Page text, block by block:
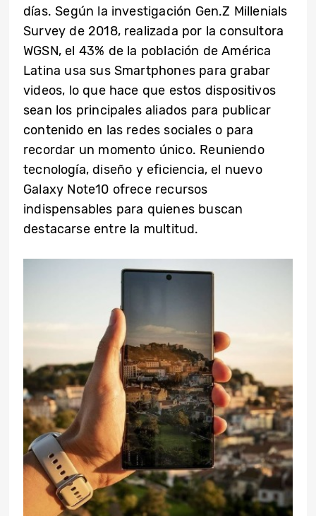
días. Según la investigación Gen.Z Millenials
Survey de 2018, realizada por la consultora
WGSN, el 43% de la población de América
Latina usa sus Smartphones para grabar
videos, lo que hace que estos dispositivos
sean los principales aliados para publicar
contenido en las redes sociales o para
recordar un momento único. Reuniendo
tecnología, diseño y eficiencia, el nuevo
Galaxy Note10 ofrece recursos
indispensables para quienes buscan
destacarse entre la multitud.